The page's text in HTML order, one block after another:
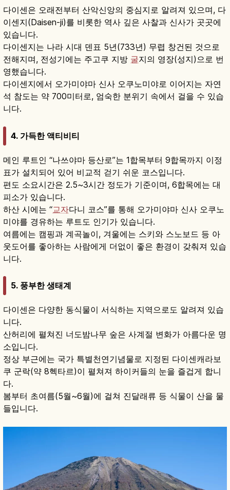
다이센은 오래전부터 산악신앙의 중심지로 알려져 있으며, 다
이센지(Daisen-ji)를 비롯한 역사 깊은 사찰과 신사가 곳곳에
있습니다.
다이센지는 나라 시대 덴표 5년(733년) 무렵 창건된 것으로
전해지며, 전성기에는 주고쿠 지방 굴지의 영장(성지)으로 번
영했습니다.
다이센지에서 오가미야마 신사 오쿠노미야로 이어지는 자연
석 참도는 약 700미터로, 엄숙한 분위기 속에서 걸을 수 있습
니다.
4. 가득한 액티비티
메인 루트인 “나쓰야마 등산로”는 1합목부터 9합목까지 이정
표가 설치되어 있어 비교적 걷기 쉬운 코스입니다.
편도 소요시간은 2.5~3시간 정도가 기준이며, 6합목에는 대
피소가 있습니다.
하산 시에는 “교자다니 코스”를 통해 오가미야마 신사 오쿠노
미야를 경유하는 루트도 인기가 있습니다.
여름에는 캠핑과 계곡놀이, 겨울에는 스키와 스노보드 등 아
웃도어를 좋아하는 사람에게 더없이 좋은 환경이 갖춰져 있습
니다.
5. 풍부한 생태계
다이센은 다양한 동식물이 서식하는 지역으로도 알려져 있습
니다.
산허리에 펼쳐진 너도밤나무 숲은 사계절 변화가 아름다운 명
소입니다.
정상 부근에는 국가 특별천연기념물로 지정된 다이센캐라보
쿠 군락(약 8헥타르)이 펼쳐져 하이커들의 눈을 즐겁게 합니
다.
봄부터 초여름(5월~6월)에 걸쳐 진달래류 등 식물이 산을 물
들입니다.